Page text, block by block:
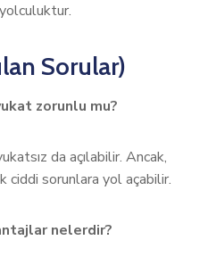
Sorular)
zorunlu mu?
da açılabilir. Ancak,
ciddi sorunlara yol açabilir.
nelerdir?